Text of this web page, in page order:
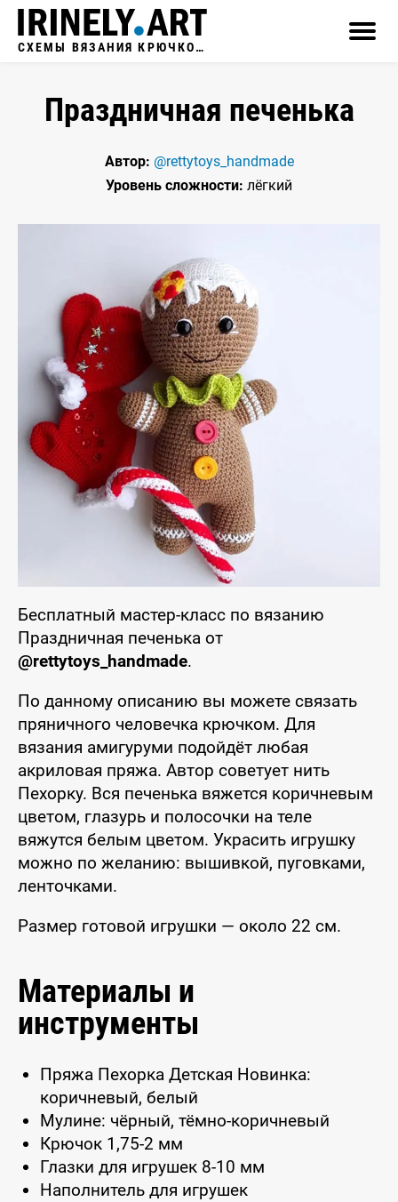
СХЕМЫ ВЯЗАНИЯ КРЮЧКОМ
Праздничная печенька
Автор: @rettytoys_handmade
Уровень сложности: лёгкий
Бесплатный мастер-класс по вязанию
Праздничная печенька от
@rettytoys_handmade.
По данному описанию вы можете связать
пряничного человечка крючком. Для
вязания амигуруми подойдёт любая
акриловая пряжа. Автор советует нить
Пехорку. Вся печенька вяжется коричневым
цветом, глазурь и полосочки на теле
вяжутся белым цветом. Украсить игрушку
можно по желанию: вышивкой, пуговками,
ленточками.
Размер готовой игрушки — около 22 см.
Материалы и
инструменты
Пряжа Пехорка Детская Новинка:
коричневый, белый
Мулине: чёрный, тёмно-коричневый
Крючок 1,75-2 мм
Глазки для игрушек 8-10 мм
Наполнитель для игрушек